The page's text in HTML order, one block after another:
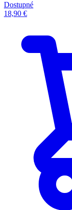
Dostupné
18,90 €